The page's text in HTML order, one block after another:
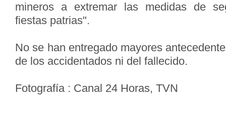
mineros a extremar las medidas de
fiestas patrias".
No se han entregado mayores
de los accidentados ni del fallecido.
Fotografía : Canal 24 Horas, TVN